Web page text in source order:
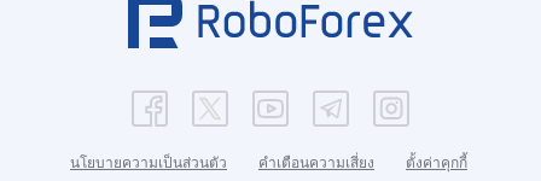
นโยบายความเป็นส่วนตัว คำเตือนความเสี่ยง ตั้งค่าคุกกี้